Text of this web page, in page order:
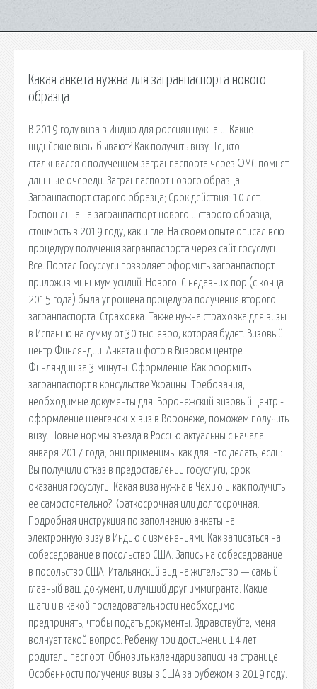
Какая анкета нужна для загранпаспорта нового
образца
В 2019 году виза в Индию для россиян нужна!и. Какие
индийские визы бывают? Как получить визу. Те, кто
сталкивался с получением загранпаспорта через ФМС помнят
длинные очереди. Загранпаспорт нового образца
Загранпаспорт старого образца; Срок действия: 10 лет.
Госпошлина на загранпаспорт нового и старого образца,
стоимость в 2019 году, как и где. На своем опыте описал всю
процедуру получения загранпаспорта через сайт госуслуги.
Все. Портал Госуслуги позволяет оформить загранпаспорт
приложив минимум усилий. Нового. С недавних пор (с конца
2015 года) была упрощена процедура получения второго
загранпаспорта. Страховка. Также нужна страховка для визы
в Испанию на сумму от 30 тыс. евро, которая будет. Визовый
центр Финляндии. Анкета и фото в Визовом центре
Финляндии за 3 минуты. Оформление. Как оформить
загранпаспорт в консульстве Украины. Требования,
необходимые документы для. Воронежский визовый центр -
оформление шенгенских виз в Воронеже, поможем получить
визу. Новые нормы въезда в Россию актуальны с начала
января 2017 года; они применимы как для. Что делать, если:
Вы получили отказ в предоставлении госуслуги, срок
оказания госуслуги. Какая виза нужна в Чехию и как получить
ее самостоятельно? Краткосрочная или долгосрочная.
Подробная инструкция по заполнению анкеты на
электронную визу в Индию с изменениями Как записаться на
собеседование в посольство США. Запись на собеседование
в посольство США. Итальянский вид на жительство — самый
главный ваш документ, и лучший друг иммигранта. Какие
шаги и в какой последовательности необходимо
предпринять, чтобы подать документы. Здравствуйте, меня
волнует такой вопрос. Ребенку при достижении 14 лет
родители паспорт. Обновить календари записи на странице.
Особенности получения визы в США за рубежом в 2019 году.